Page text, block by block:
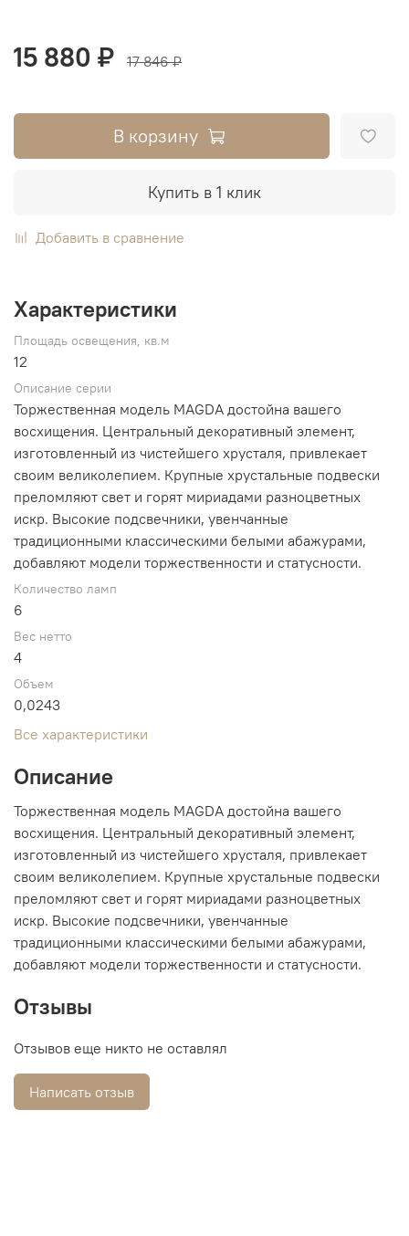
15 880 ₽ 17 846 ₽
В корзину
Купить в 1 клик
Добавить в сравнение
Характеристики
Площадь освещения, кв.м
12
Описание серии
Торжественная модель MAGDA достойна вашего
восхищения. Центральный декоративный элемент,
изготовленный из чистейшего хрусталя, привлекает
своим великолепием. Крупные хрустальные подвески
преломляют свет и горят мириадами разноцветных
искр. Высокие подсвечники, увенчанные
традиционными классическими белыми абажурами,
добавляют модели торжественности и статусности.
Количество ламп
6
Вес нетто
4
Объем
0,0243
Все характеристики
Описание
Торжественная модель MAGDA достойна вашего
восхищения. Центральный декоративный элемент,
изготовленный из чистейшего хрусталя, привлекает
своим великолепием. Крупные хрустальные подвески
преломляют свет и горят мириадами разноцветных
искр. Высокие подсвечники, увенчанные
традиционными классическими белыми абажурами,
добавляют модели торжественности и статусности.
Отзывы
Отзывов еще никто не оставлял
Написать отзыв